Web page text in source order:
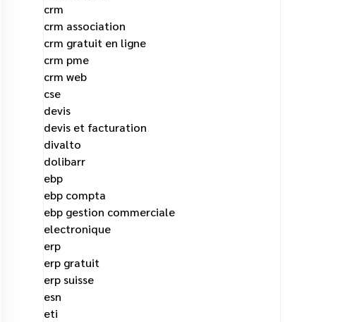
crm
crm association
crm gratuit en ligne
crm pme
crm web
cse
devis
devis et facturation
divalto
dolibarr
ebp
ebp compta
ebp gestion commerciale
electronique
erp
erp gratuit
erp suisse
esn
eti